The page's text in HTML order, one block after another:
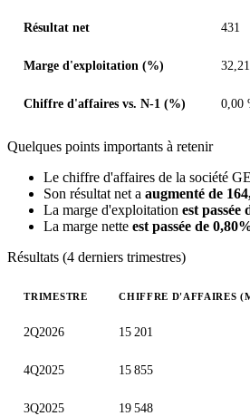
Résultat net 431
Marge d'exploitation (%)
Chiffre d'affaires vs. N-1 (%) 0,00
Quelques points importants à retenir
Le chiffre d'affaires de la société
Son résultat net a augmenté de
La marge d'exploitation est passée
La marge nette est passée de
Résultats (4 derniers trimestres)
TRIMESTRE CHIFFRE D'AFFAIRES
2Q2026 15 201
4Q2025 15 855
3Q2025 19 548